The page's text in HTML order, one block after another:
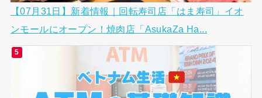
【07月31日】新着情報｜回転寿司店「はま寿司」イオ
ンモールにオープン！焼肉店「AsukaZa Ha...